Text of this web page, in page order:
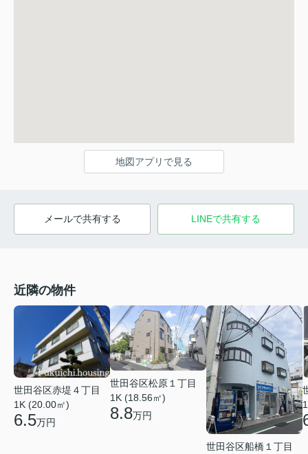
地図アプリで見る
メールで共有する LINEで共有する
近隣の物件
世田谷区赤堤４丁目
1K (20.00㎡)
6.5万円
世田谷区松原１丁目
1K (18.56㎡)
8.8万円
世田谷区船橋１丁目